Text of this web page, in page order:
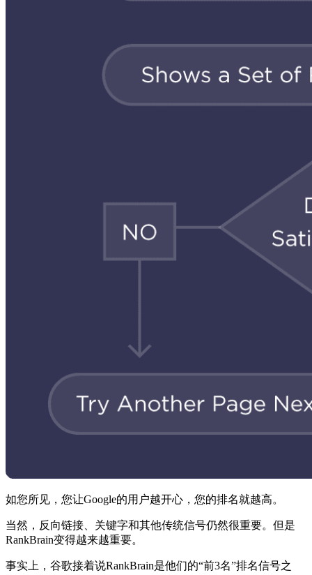
如您所见，您让Google的用户越开心，您的排名就越高。
当然，反向链接、关键字和其他传统信号仍然很重要。但是
RankBrain变得越来越重要。
事实上，谷歌接着说RankBrain是他们的“前3名”排名信号之